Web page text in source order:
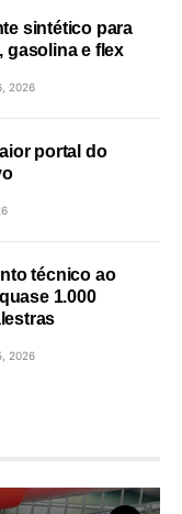
sintético para
gasolina e flex
2026
portal do
técnico ao
1.000
2026